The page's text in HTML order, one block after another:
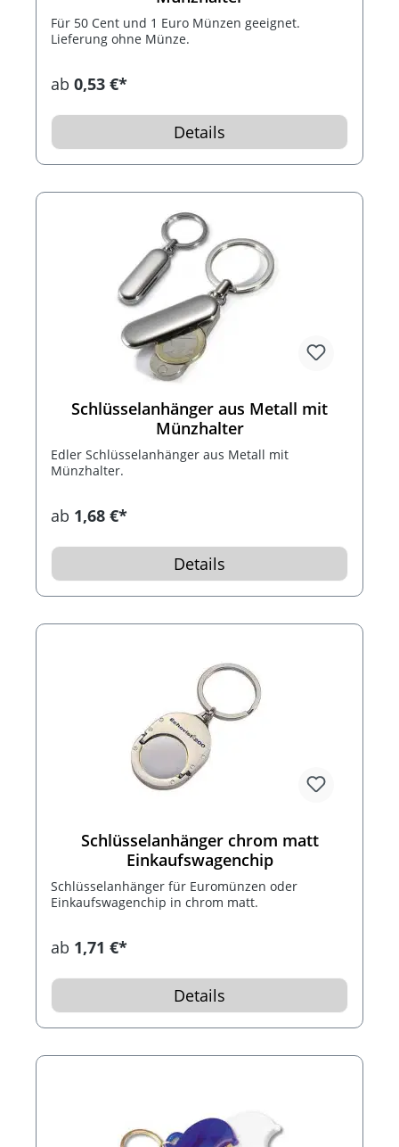
Für 50 Cent und 1 Euro Münzen geeignet.
Lieferung ohne Münze.
ab 0,53 €*
Details
Schlüsselanhänger aus Metall mit
Münzhalter
Edler Schlüsselanhänger aus Metall mit
Münzhalter.
ab 1,68 €*
Details
Schlüsselanhänger chrom matt
Einkaufswagenchip
Schlüsselanhänger für Euromünzen oder
Einkaufswagenchip in chrom matt.
ab 1,71 €*
Details